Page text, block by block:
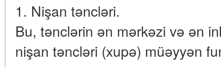
1. Nişan təncləri.
Bu, tənclərin ən mərkəzi və ən
nişan təncləri (xupə) müəyyən